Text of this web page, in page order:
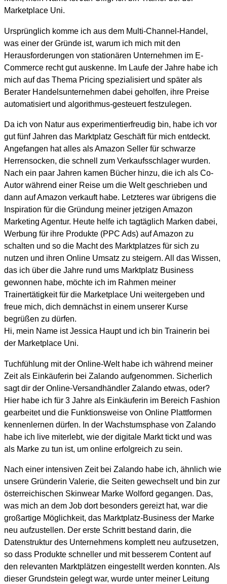
Marketplace Uni.
Ursprünglich komme ich aus dem Multi-Channel-Handel,
was einer der Gründe ist, warum ich mich mit den
Herausforderungen von stationären Unternehmen im E-
Commerce recht gut auskenne. Im Laufe der Jahre habe ich
mich auf das Thema Pricing spezialisiert und später als
Berater Handelsunternehmen dabei geholfen, ihre Preise
automatisiert und algorithmus-gesteuert festzulegen.
Da ich von Natur aus experimentierfreudig bin, habe ich vor
gut fünf Jahren das Marktplatz Geschäft für mich entdeckt.
Angefangen hat alles als Amazon Seller für schwarze
Herrensocken, die schnell zum Verkaufsschlager wurden.
Nach ein paar Jahren kamen Bücher hinzu, die ich als Co-
Autor während einer Reise um die Welt geschrieben und
dann auf Amazon verkauft habe. Letzteres war übrigens die
Inspiration für die Gründung meiner jetzigen Amazon
Marketing Agentur. Heute helfe ich tagtäglich Marken dabei,
Werbung für ihre Produkte (PPC Ads) auf Amazon zu
schalten und so die Macht des Marktplatzes für sich zu
nutzen und ihren Online Umsatz zu steigern. All das Wissen,
das ich über die Jahre rund ums Marktplatz Business
gewonnen habe, möchte ich im Rahmen meiner
Trainertätigkeit für die Marketplace Uni weitergeben und
freue mich, dich demnächst in einem unserer Kurse
begrüßen zu dürfen.
Hi, mein Name ist Jessica Haupt und ich bin Trainerin bei
der Marketplace Uni.
Tuchfühlung mit der Online-Welt habe ich während meiner
Zeit als Einkäuferin bei Zalando aufgenommen. Sicherlich
sagt dir der Online-Versandhändler Zalando etwas, oder?
Hier habe ich für 3 Jahre als Einkäuferin im Bereich Fashion
gearbeitet und die Funktionsweise von Online Plattformen
kennenlernen dürfen. In der Wachstumsphase von Zalando
habe ich live miterlebt, wie der digitale Markt tickt und was
als Marke zu tun ist, um online erfolgreich zu sein.
Nach einer intensiven Zeit bei Zalando habe ich, ähnlich wie
unsere Gründerin Valerie, die Seiten gewechselt und bin zur
österreichischen Skinwear Marke Wolford gegangen. Das,
was mich an dem Job dort besonders gereizt hat, war die
großartige Möglichkeit, das Marktplatz-Business der Marke
neu aufzustellen. Der erste Schritt bestand darin, die
Datenstruktur des Unternehmens komplett neu aufzusetzen,
so dass Produkte schneller und mit besserem Content auf
den relevanten Marktplätzen eingestellt werden konnten. Als
dieser Grundstein gelegt war, wurde unter meiner Leitung